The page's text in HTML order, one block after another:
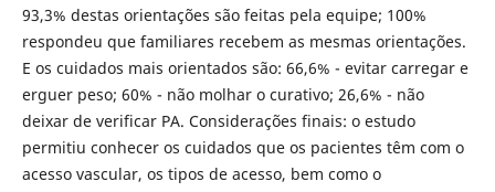
93,3% destas orientações são feitas pela equipe; 100%
respondeu que familiares recebem as mesmas orientações.
E os cuidados mais orientados são: 66,6% - evitar carregar e
erguer peso; 60% - não molhar o curativo; 26,6% - não
deixar de verificar PA. Considerações finais: o estudo
permitiu conhecer os cuidados que os pacientes têm com o
acesso vascular, os tipos de acesso, bem como o